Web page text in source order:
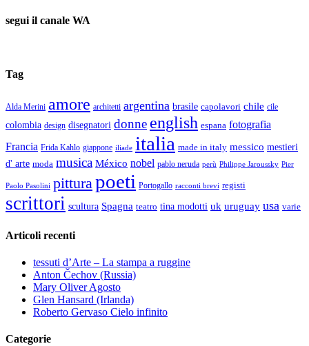
segui il canale WA
Tag
Alda Merini amore architetti argentina brasile capolavori chile cile
colombia design disegnatori donne english espana fotografia
Francia Frida Kahlo giappone iliade italia made in italy messico mestieri
d' arte moda musica México nobel pablo neruda perù Philippe Jaroussky Pier
Paolo Pasolini pitturapoeti Portogallo racconti brevi registi
scrittori scultura Spagna teatro tina modotti uk uruguay usa varie
Articoli recenti
tessuti d’Arte – La stampa a ruggine
Anton Čechov (Russia)
Mary Oliver Agosto
Glen Hansard (Irlanda)
Roberto Gervaso Cielo infinito
Categorie